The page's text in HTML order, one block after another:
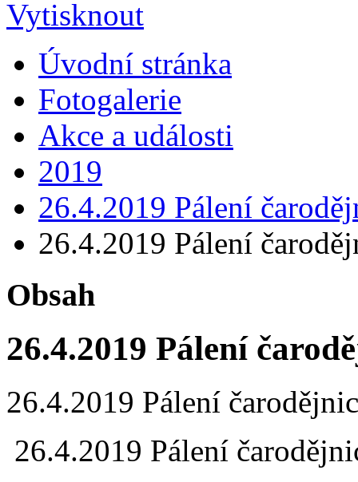
Úvodní stránka
Fotogalerie
Akce a události
2019
26.4.2019 Pálení
26.4.2019 Pálení
Obsah
26.4.2019 Pálení
26.4.2019 Pálení čarodějnic
26.4.2019 Pálení